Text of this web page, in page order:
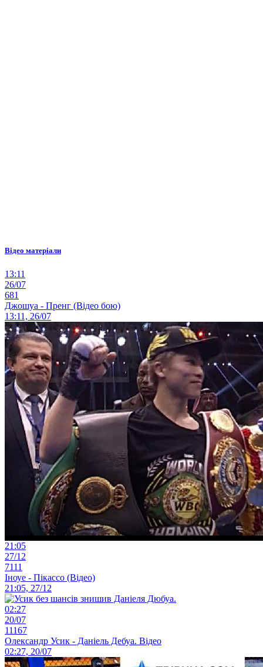
Відео матеріали
13:11
26/07
681
Джошуа - Пренг (Відео бою)
13:11, 26/07
21:05
27/12
7111
Іноуе - Пікассо (Відео)
21:05, 27/12
02:27
20/07
11167
Олександр Усик - Даніель Дебуа. Відео
02:27, 20/07